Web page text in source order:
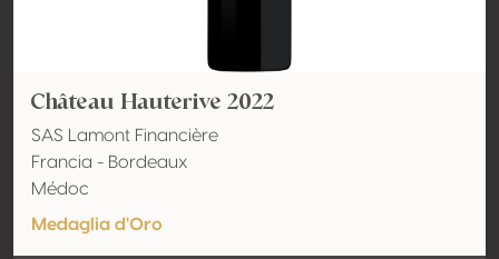
Château Hauterive 2022
SAS Lamont Financière
Francia - Bordeaux
Médoc
Medaglia d'Oro